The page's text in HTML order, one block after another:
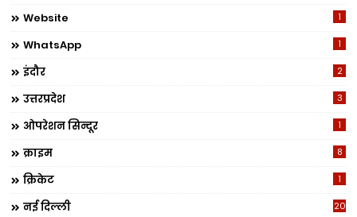
Website 1
WhatsApp 1
इंदौर 2
उत्तरप्रदेश 3
ओपरेशन सिन्दूर 1
क्राइम 8
क्रिकेट 1
नई दिल्ली 20